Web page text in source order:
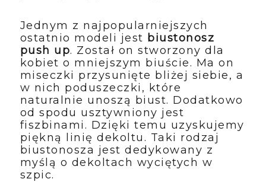
Jednym z najpopularniejszych
ostatnio modeli jest biustonosz
push up. Został on stworzony dla
kobiet o mniejszym biuście. Ma on
miseczki przysunięte bliżej siebie, a
w nich poduszeczki, które
naturalnie unoszą biust. Dodatkowo
od spodu usztywniony jest
fiszbinami. Dzięki temu uzyskujemy
piękną linię dekoltu. Taki rodzaj
biustonosza jest dedykowany z
myślą o dekoltach wyciętych w
szpic.